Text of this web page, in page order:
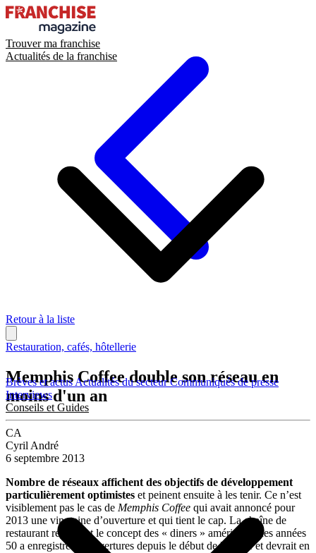
Trouver ma franchise
Actualités de la franchise
Brèves et actusActualités du secteurCommuniqués de presse
Interviews
Conseils et Guides
Retour à la liste
Restauration, cafés, hôtellerie
Memphis Coffee double son réseau en
moins d'un an
CA
Cyril André
6 septembre 2013
Nombre de réseaux affichent des objectifs de développement
particulièrement optimistes et peinent ensuite à les tenir. Ce n’est
visiblement pas le cas de Memphis Coffee qui avait annoncé pour
2013 une vingtaine d’ouverture et qui tient le cap. La chaîne de
restaurant reprenant le concept des « diners » américains des années
50 a enregistré 10 ouvertures depuis le début de l’année et devrait en